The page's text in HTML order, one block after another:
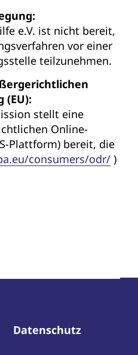
e.V. ist nicht bereit,
vor einer
teilzunehmen.
(EU):
stellt eine
Online-
Plattform) bereit, die
consumers/odr/ )
Datenschutz